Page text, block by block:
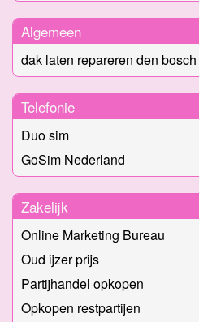
Algemeen
dak laten repareren den bosch
Telefonie
Duo sim
GoSim Nederland
Zakelijk
Online Marketing Bureau
Oud ijzer prijs
Partijhandel opkopen
Opkopen restpartijen